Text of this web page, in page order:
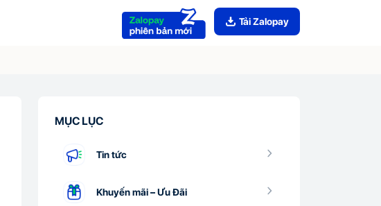
Tải Zalopay
MỤC LỤC
Tin tức
Khuyến mãi – Ưu Đãi